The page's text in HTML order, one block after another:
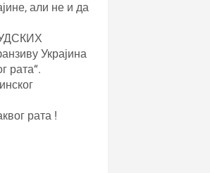
али не и да
Украјина
рата“.
рата !